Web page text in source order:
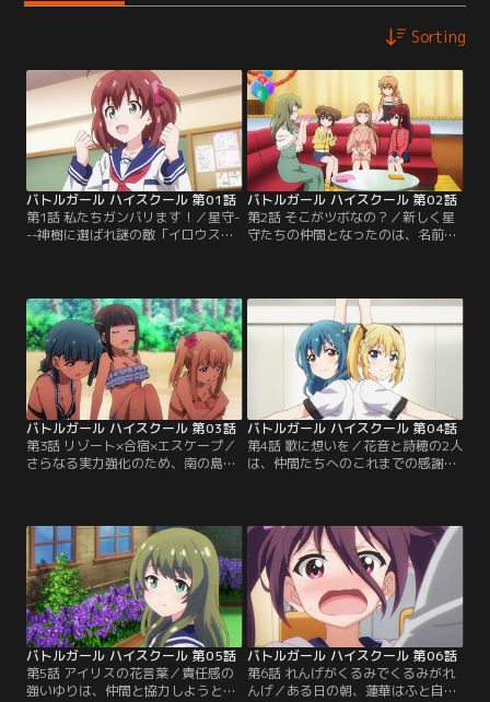
Sorting
バトルガール ハイスクール 第01話
第1話 私たちガンバリます！／星守-
--神樹に選ばれ謎の敵「イロウス」
活を送りながら、いざという時は地
球の平和を守るため戦っていた。あ
る日、いつものように特訓に励んで
いた彼女たちであったが…。【提
供：バンダイチャンネル】
バトルガール ハイスクール 第02話
第2話 そこがツボなの？／新しく星
守たちの仲間となったのは、名前と
とり自分勝手な行動ばかり取ろうと
する。そんなミサキに反感を抱く星
守たちであったが、その様子を見て
いたみきがミサキの歓迎会を開こう
と提案をし…。【提供：バンダイチ
ャンネル】
バトルガール ハイスクール 第03話
第3話 リゾート×合宿×エスケープ／
さらなる実力強化のため、南の島で
言葉を掛けられたサドネは、ひとき
わ塞ぎ込んでいた。厳しい特訓から
の逃避と、サドネを元気づけるた
め、あんこ・望・桜・ひなたの4人
はサドネを連れて真夜中の探検に繰
り出すが…。【提供：バンダイチャ
ンネル】
バトルガール ハイスクール 第04話
第4話 歌に想いを／花音と詩穂の2人
は、仲間たちへのこれまでの感謝の
ブルも星守たちの協力で乗り越え、
着々と準備は進んでいた。しかし、
このまま無事に開催できると思って
いた矢先、また新たなトラブルが発
生して…。【提供：バンダイチャン
ネル】
バトルガール ハイスクール 第05話
第5話 アイリスの花言葉／責任感の
強いゆりは、仲間と協力しようとし
バトルガール ハイスクール 第06話
第6話 れんげがくるみでくるみがれ
んげ／ある日の朝、蓮華はふと自分